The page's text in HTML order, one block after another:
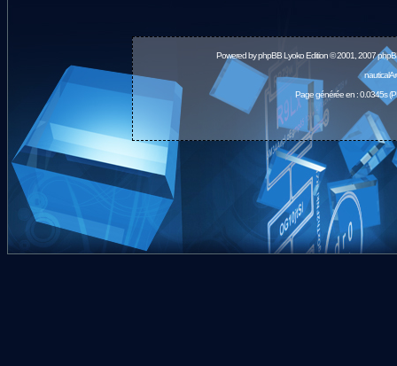
Powered byphpBBLyoko Edition © 2001, 2007
Page générée en : 0.0345s